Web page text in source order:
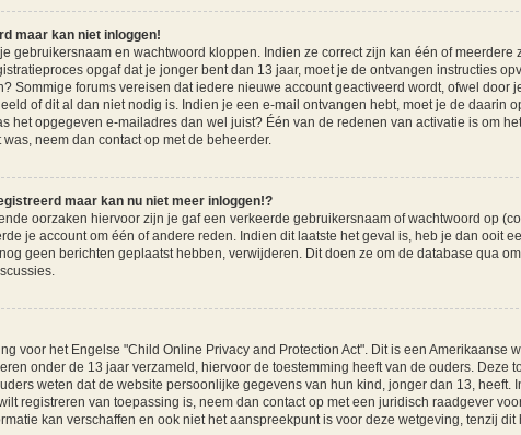
maar kan niet inloggen!
gebruikersnaam en wachtwoord kloppen. Indien ze correct zijn kan één of
opgaf dat je jonger bent dan 13 jaar, moet je de ontvangen instructies
Sommige forums vereisen dat iedere nieuwe account geactiveerd wordt, ofwel door
of dit al dan niet nodig is. Indien je een e-mail ontvangen hebt, moet je de daarin
het opgegeven e-mailadres dan wel juist? Één van de redenen van activatie is om
neem dan contact op met de beheerder.
maar kan nu niet meer inloggen!?
oorzaken hiervoor zijn je gaf een verkeerde gebruikersnaam of wachtwoord op
je account om één of andere reden. Indien dit laatste het geval is, heb je dan ooit
geen berichten geplaatst hebben, verwijderen. Dit doen ze om de database qua
voor het Engelse "Child Online Privacy and Protection Act". Dit is een
onder de 13 jaar verzameld, hiervoor de toestemming heeft van de ouders. Deze
weten dat de website persoonlijke gegevens van hun kind, jonger dan 13, heeft.
registreren van toepassing is, neem dan contact op met een juridisch raadgever
kan verschaffen en ook niet het aanspreekpunt is voor deze wetgeving, tenzij dit